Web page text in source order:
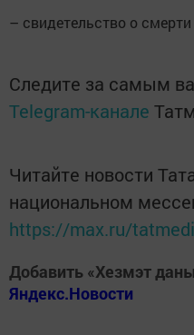
– свидетельство о
Следите за самым
Telegram-канале
Читайте новости
национальном
https://max.ru/
Добавить «Хезмэт
Яндекс.Новости